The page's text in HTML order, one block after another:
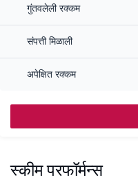
गुंतवलेली रक्कम
संपत्ती मिळाली
अपेक्षित रक्कम
स्कीम परफॉर्मन्स